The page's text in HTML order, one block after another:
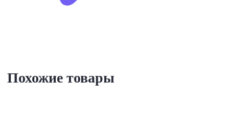
Похожие товары